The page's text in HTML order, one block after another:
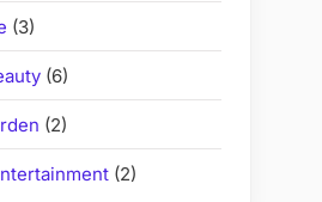
(3)
(6)
(2)
(2)